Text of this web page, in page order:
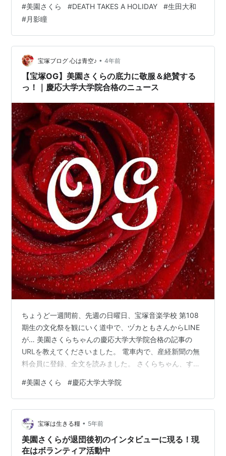
#美園さくら #DEATH TAKES A HOLIDAY #生田大和
#月影瞳
宝塚ブログ 心は青空♪ • 4年前
【宝塚OG】美園さくらの底力に敬服＆絶賛する
っ！｜慶応大学大学院合格のニュース
ちょうど一週間前、先週の日曜日、宝塚音楽学校 第108
期生の文化祭を観にいく道中で、ヅカともさんからLINE
が… 美園さくらちゃんの慶応大学大学院合格の記事の
URLを教えてくださいました。 電車内で、産経新聞の無
料会員に登録、全文を読みました。 さくらちゃん、すご
事ですが、書かずにはいられませんっっ！！ まずは…さ
くらちゃん！！ 合格、おめでとうございます！！ 宝塚退
団後に進まれる道は数多あり、生き方もそれぞれです
が、学問の道に進まれる方は少ないですね。 退団後を見
据えて、在団中から準備しておく必要がありますから、
学問の道は険しいように思い…
#美園さくら #慶応大学大学院
宝塚は生きる糧 • 5年前
美園さくらが退団後初のインタビューに現る！現
在はボランティア活動中